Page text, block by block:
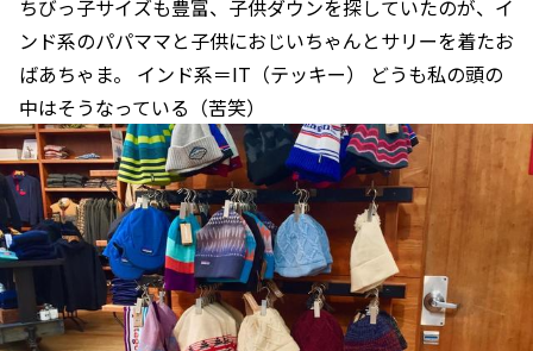
ちびっ子サイズも豊富、子供ダウンを探していたのが、イ
ンド系のパパママと子供におじいちゃんとサリーを着たお
ばあちゃま。 インド系＝IT（テッキー） どうも私の頭の
中はそうなっている（苦笑）